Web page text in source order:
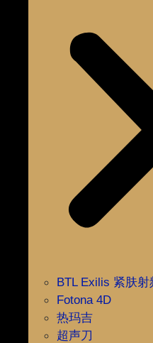
BTL Exilis 紧肤射
Fotona 4D
热玛吉
超声刀